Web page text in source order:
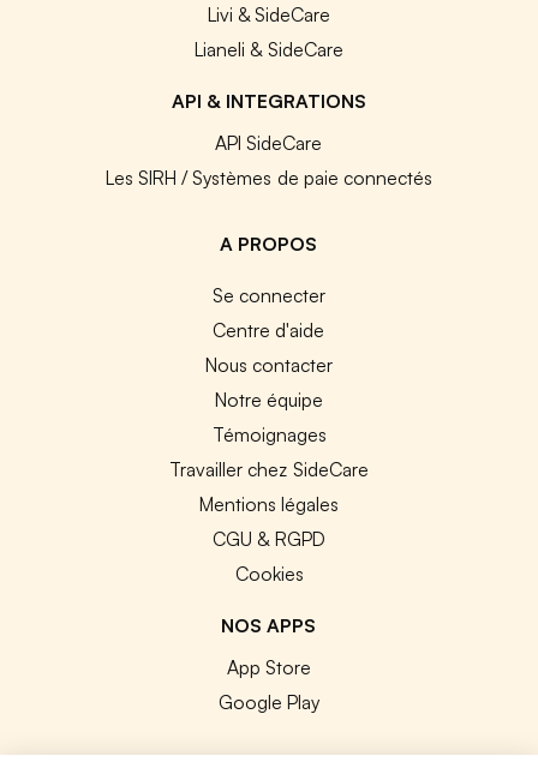
Livi & SideCare
Lianeli & SideCare
API & INTEGRATIONS
API SideCare
Les SIRH / Systèmes de paie connectés
A PROPOS
Se connecter
Centre d'aide
Nous contacter
Notre équipe
Témoignages
Travailler chez SideCare
Mentions légales
CGU & RGPD
Cookies
NOS APPS
App Store
Google Play